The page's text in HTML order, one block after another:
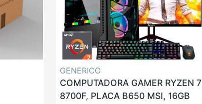
GENERICO
COMPUTADORA GAMER RYZEN 7
8700F, PLACA B650 MSI, 16GB